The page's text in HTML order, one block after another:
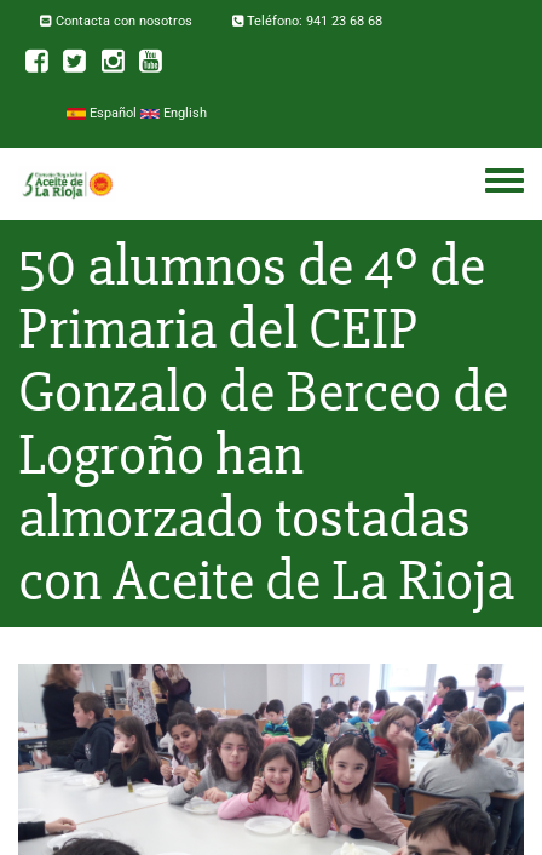
Pasar al contenido principal
Contacta con nosotros Teléfono: 941 23 68 68
Español English
Toggle
menu
50 alumnos de 4º de
Primaria del CEIP
Gonzalo de Berceo de
Logroño han
almorzado tostadas
con Aceite de La Rioja